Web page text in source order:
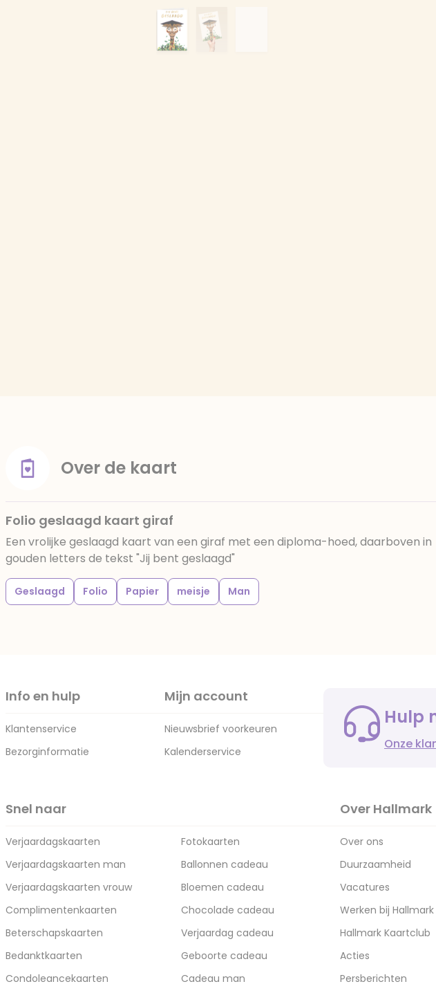
Over de kaart
Folio geslaagd kaart giraf
Een vrolijke geslaagd kaart van een giraf met een diploma-hoed, daarboven in
gouden letters de tekst "Jij bent geslaagd"
Geslaagd Folio Papier meisje Man
Info en hulp
Klantenservice
Bezorginformatie
Mijn account
Nieuwsbrief voorkeuren
Kalenderservice
Hulp
Onze
Snel naar
Verjaardagskaarten
Verjaardagskaarten man
Verjaardagskaarten vrouw
Complimentenkaarten
Beterschapskaarten
Bedanktkaarten
Condoleancekaarten
Fotokaarten
Ballonnen cadeau
Bloemen cadeau
Chocolade cadeau
Verjaardag cadeau
Geboorte cadeau
Cadeau man
Over Hallmark
Over ons
Duurzaamheid
Vacatures
Werken bij Hallmark
Hallmark Kaartclub
Acties
Persberichten